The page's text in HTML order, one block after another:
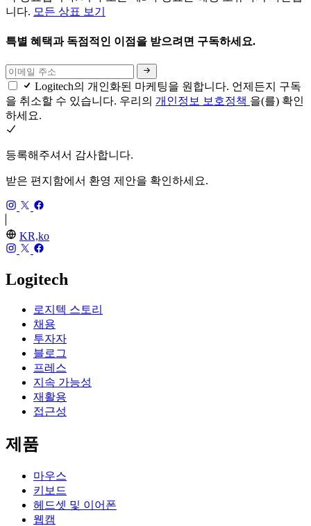
니다. 모든 상표 보기
특별 혜택과 독점적인 이점을 받으려면 구독하세요.
Logitech의 개인화된 마케팅을 원합니다. 언제든지 구독
을 취소할 수 있습니다. 우리의 개인정보 보호정책 을(를) 확인
하세요.
등록해주셔서 감사합니다.
받은 편지함에서 환영 제안을 확인하세요.
KR,ko
Logitech
로지텍 스토리
채용
투자자
블로그
프레스
지속 가능성
재활용
접근성
제품
마우스
키보드
헤드셋 및 이어폰
웹캠